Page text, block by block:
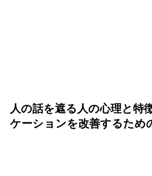
人の話を遮る人の心理と特
ケーションを改善するため